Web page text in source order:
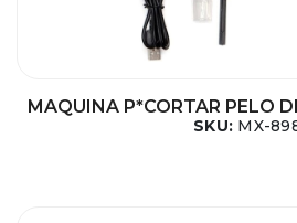
MAQUINA P*CORTAR PELO
SKU: MX-